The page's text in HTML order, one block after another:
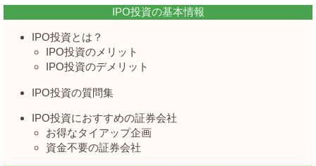
IPO投資の基本情報
IPO投資とは？
IPO投資のメリット
IPO投資のデメリット
IPO投資の質問集
IPO投資におすすめの証券会社
お得なタイアップ企画
資金不要の証券会社